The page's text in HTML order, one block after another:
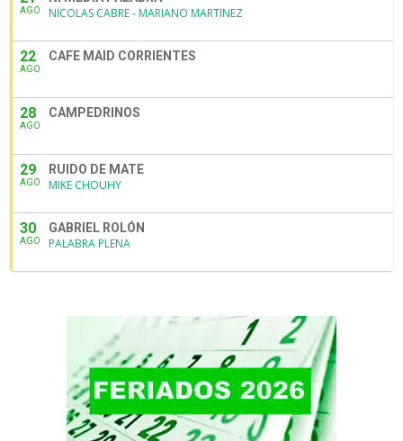
AGO NICOLAS CABRE - MARIANO MARTINEZ
22
AGO
CAFE MAID CORRIENTES
28
AGO
CAMPEDRINOS
29
AGO
RUIDO DE MATE
MIKE CHOUHY
30
AGO
GABRIEL ROLÓN
PALABRA PLENA